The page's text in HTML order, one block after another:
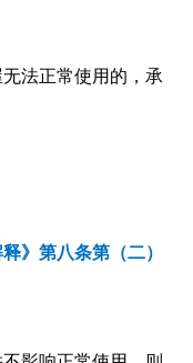
法正常使用的，承
》第八条第（二）